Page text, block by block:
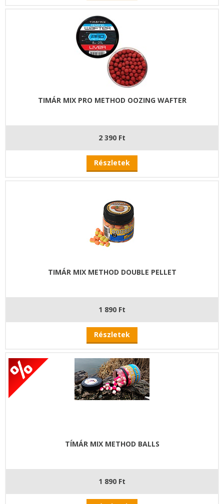
TIMÁR MIX PRO METHOD OOZING WAFTER
2 390 Ft
Részletek
TIMÁR MIX METHOD DOUBLE PELLET
1 890 Ft
Részletek
TÍMÁR MIX METHOD BALLS
1 890 Ft